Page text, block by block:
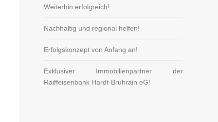
Weiterhin erfolgreich!
Nachhaltig und regional helfen!
Erfolgskonzept von Anfang an!
Exklusiver Immobilienpartner der
Raiffeisenbank Hardt-Bruhrain eG!